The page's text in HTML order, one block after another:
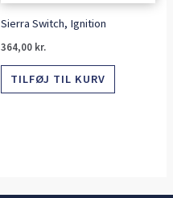
Sierra Switch, Ignition
364,00 kr.
TILFØJ TIL KURV